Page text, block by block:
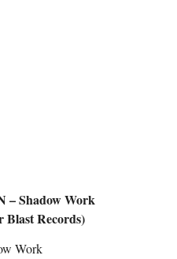
– Shadow Work
Blast Records)
Work